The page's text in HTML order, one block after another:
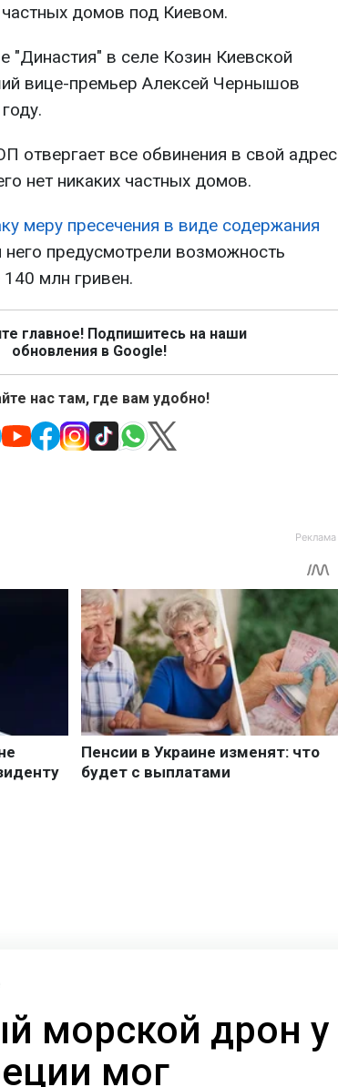
домов под Киевом.
"Династия" в селе Козин Киевской
вице-премьер Алексей Чернышов
отвергает все обвинения в свой адрес
нет никаких частных домов.
меру пресечения в виде содержания
него предусмотрели возможность
млн гривен.
главное! Подпишитесь на наши
обновления в Google!
нас там, где вам удобно!
морской дрон у
мог